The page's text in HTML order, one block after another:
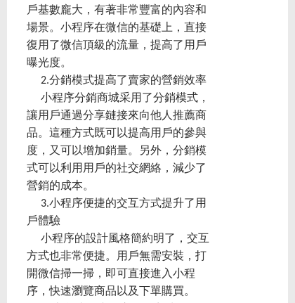
戶基數龐大，有著非常豐富的內容和
場景。小程序在微信的基礎上，直接
復用了微信頂級的流量，提高了用戶
曝光度。
2.分銷模式提高了賣家的營銷效率
小程序分銷商城采用了分銷模式，
讓用戶通過分享鏈接來向他人推薦商
品。這種方式既可以提高用戶的參與
度，又可以增加銷量。另外，分銷模
式可以利用用戶的社交網絡，減少了
營銷的成本。
3.小程序便捷的交互方式提升了用
戶體驗
小程序的設計風格簡約明了，交互
方式也非常便捷。用戶無需安裝，打
開微信掃一掃，即可直接進入小程
序，快速瀏覽商品以及下單購買。